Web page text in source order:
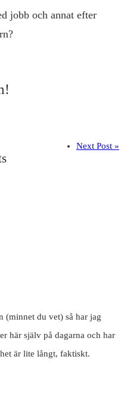
jobb och annat efter
Next Post »
(minnet du vet) så har jag
här själv på dagarna och har
är lite långt, faktiskt.